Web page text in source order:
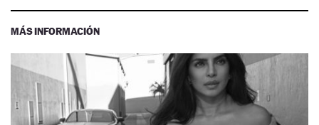
MÁS INFORMACIÓN